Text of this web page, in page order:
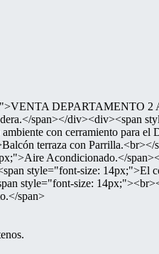
DEPARTAMENTO
span></div><div><span
con cerramiento para
terraza con
Acondicionado.</
style="font-size: 14px;">El
style="font-size:
span>